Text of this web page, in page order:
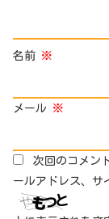
名前 ※
メール ※
次回のコメン
ールアドレス、サ